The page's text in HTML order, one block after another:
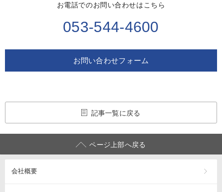
お電話でのお問い合わせはこちら
053-544-4600
お問い合わせフォーム
記事一覧に戻る
ページ上部へ戻る
会社概要